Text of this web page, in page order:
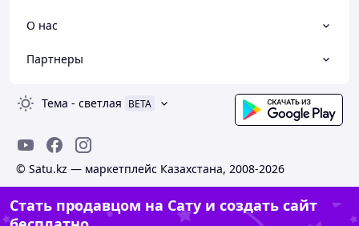
О нас
Партнеры
Тема - светлая BETA
© Satu.kz — маркетплейс Казахстана, 2008-2026
Стать продавцом на Сату и создать сайт